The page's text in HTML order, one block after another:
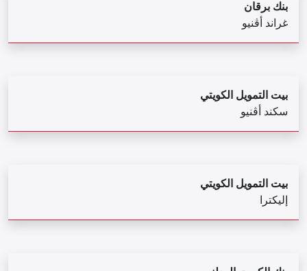
بنك برقان
غراند أڤنيو
بيت التمويل الكويتي
سكند أڤنيو
بيت التمويل الكويتي
إليكترا